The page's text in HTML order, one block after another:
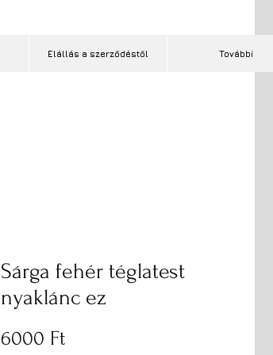
Elállás a szerződéstől További
Sárga fehér téglatest
nyaklánc ez
6000 FtÁr